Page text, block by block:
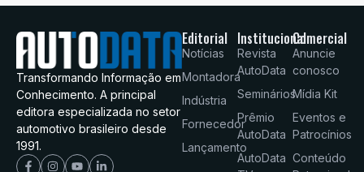
Transformando Informação em
Conhecimento. A principal
editora especializada no setor
automotivo brasileiro desde
1991.
Editorial
Notícias
Montadora
Indústria
Fornecedor
Lançamento
Institucional
Revista
AutoData
Seminários
Prêmio
AutoData
AutoData
Comercial
Anuncie
conosco
Mídia Kit
Eventos e
Patrocínios
Conteúdo